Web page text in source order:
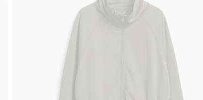
Smidig betalning med Klarna.